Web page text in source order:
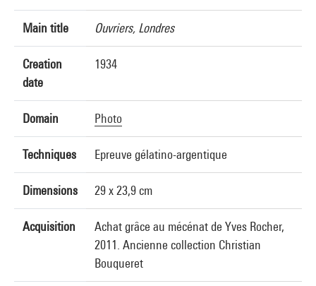
Main title Ouvriers, Londres
Creation
date
1934
Domain Photo
Techniques Epreuve gélatino-argentique
Dimensions 29 x 23,9 cm
Acquisition
Achat grâce au mécénat de Yves Rocher,
2011. Ancienne collection Christian
Bouqueret